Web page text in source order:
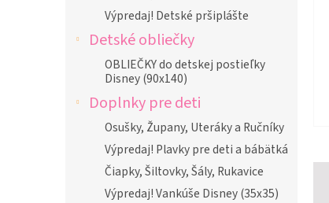
Výpredaj! Detské pršiplášte
Detské obliečky
OBLIEČKY do detskej postieľky
Disney (90x140)
Doplnky pre deti
Osušky, Župany, Uteráky a Ručníky
Výpredaj! Plavky pre deti a bábätká
Čiapky, Šiltovky, Šály, Rukavice
Výpredaj! Vankúše Disney (35x35)